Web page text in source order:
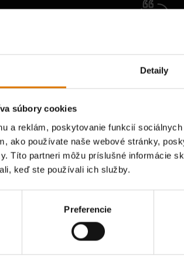
Detaily
súbory cookies
a reklám, poskytovanie funkcií
ako používate naše webové stránky,
Títo partneri môžu príslušné informácie
keď ste používali ich služby.
Preferencie